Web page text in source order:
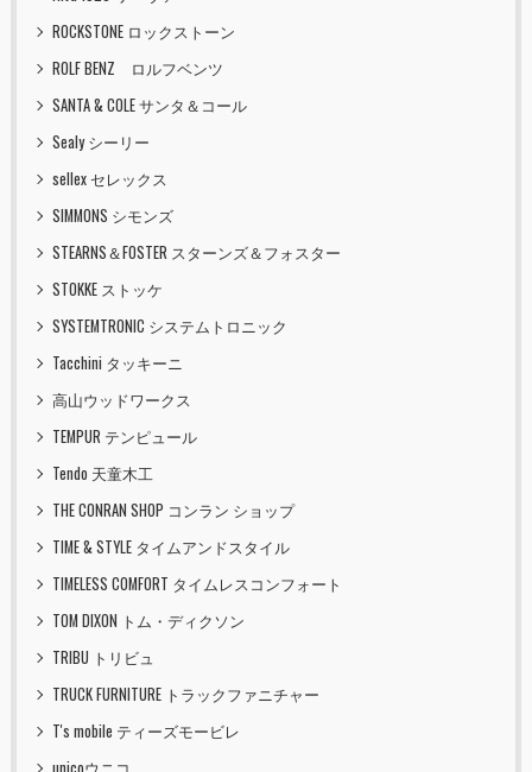
ROCKSTONE ロックストーン
ROLF BENZ ロルフベンツ
SANTA & COLE サンタ＆コール
Sealy シーリー
sellex セレックス
SIMMONS シモンズ
STEARNS＆FOSTER スターンズ＆フォスター
STOKKE ストッケ
SYSTEMTRONIC システムトロニック
Tacchini タッキーニ
高山ウッドワークス
TEMPUR テンピュール
Tendo 天童木工
THE CONRAN SHOP コンラン ショップ
TIME & STYLE タイムアンドスタイル
TIMELESS COMFORT タイムレスコンフォート
TOM DIXON トム・ディクソン
TRIBU トリビュ
TRUCK FURNITURE トラックファニチャー
T's mobile ティーズモービレ